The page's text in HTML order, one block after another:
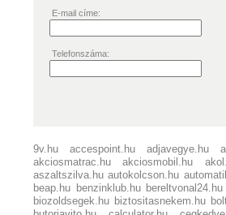
E-mail címe:
Telefonszáma:
9v.hu accespoint.hu adjavegye.hu
akciosmatrac.hu
akciosmobil.hu
aszaltszilva.hu autokolcson.hu
beap.hu benzinklub.hu bereltvonal24.hu
biozoldsegek.hu biztositasnekem.hu